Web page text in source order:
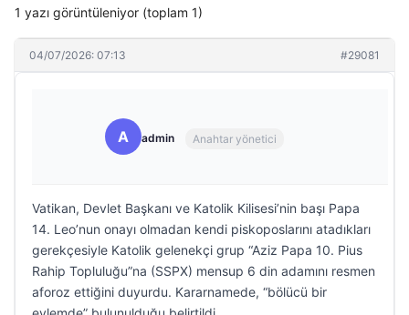
1 yazı görüntüleniyor (toplam 1)
04/07/2026: 07:13 #29081
A admin Anahtar yönetici
Vatikan, Devlet Başkanı ve Katolik Kilisesi’nin başı Papa
14. Leo’nun onayı olmadan kendi piskoposlarını atadıkları
gerekçesiyle Katolik gelenekçi grup “Aziz Papa 10. Pius
Rahip Topluluğu”na (SSPX) mensup 6 din adamını resmen
aforoz ettiğini duyurdu. Kararnamede, “bölücü bir